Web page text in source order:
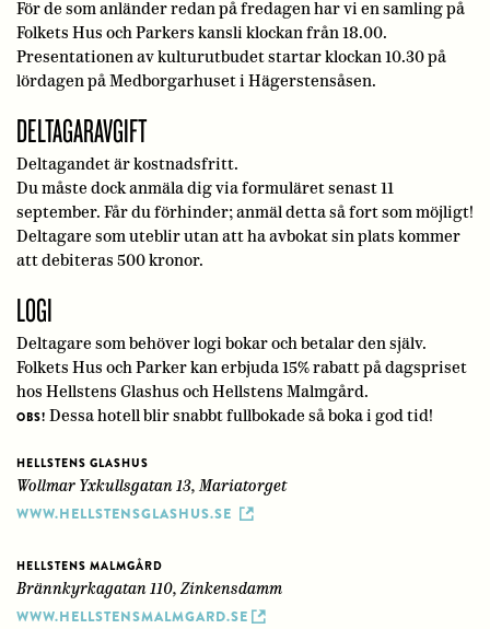
För de som anländer redan på fredagen har vi en samling på
Folkets Hus och Parkers kansli klockan från 18.00.
Presentationen av kulturutbudet startar klockan 10.30 på
lördagen på Medborgarhuset i Hägerstensåsen.
DELTAGARAVGIFT
Deltagandet är kostnadsfritt.
Du måste dock anmäla dig via formuläret senast 11
september. Får du förhinder; anmäl detta så fort som möjligt!
Deltagare som uteblir utan att ha avbokat sin plats kommer
att debiteras 500 kronor.
LOGI
Deltagare som behöver logi bokar och betalar den själv.
Folkets Hus och Parker kan erbjuda 15% rabatt på dagspriset
hos Hellstens Glashus och Hellstens Malmgård.
OBS! Dessa hotell blir snabbt fullbokade så boka i god tid!
HELLSTENS GLASHUS
Wollmar Yxkullsgatan 13, Mariatorget
WWW.HELLSTENSGLASHUS.SE
HELLSTENS MALMGÅRD
Brännkyrkagatan 110, Zinkensdamm
WWW.HELLSTENSMALMGARD.SE